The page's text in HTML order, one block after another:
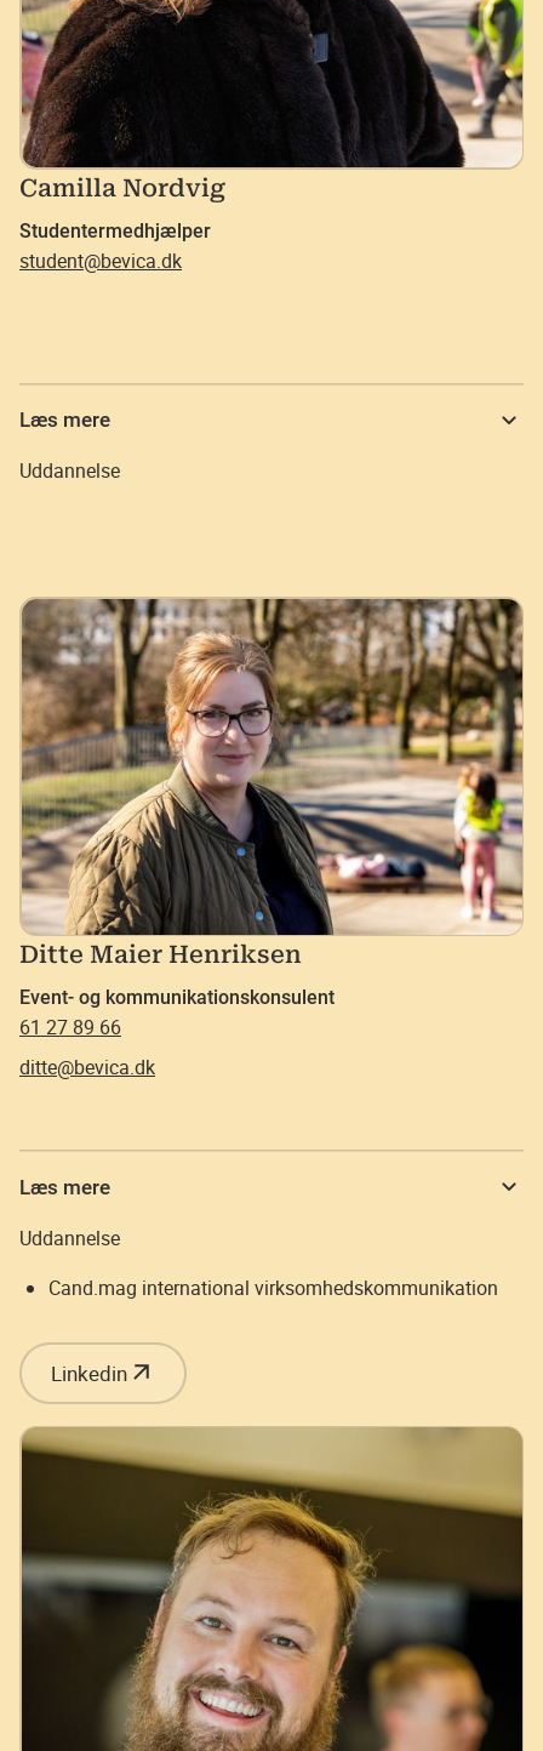
Camilla Nordvig
Studentermedhjælper
student@bevica.dk
Læs mere
Uddannelse
Ditte Maier Henriksen
Event- og kommunikationskonsulent
61 27 89 66
ditte@bevica.dk
Læs mere
Uddannelse
Cand.mag international virksomhedskommunikation
Linkedin